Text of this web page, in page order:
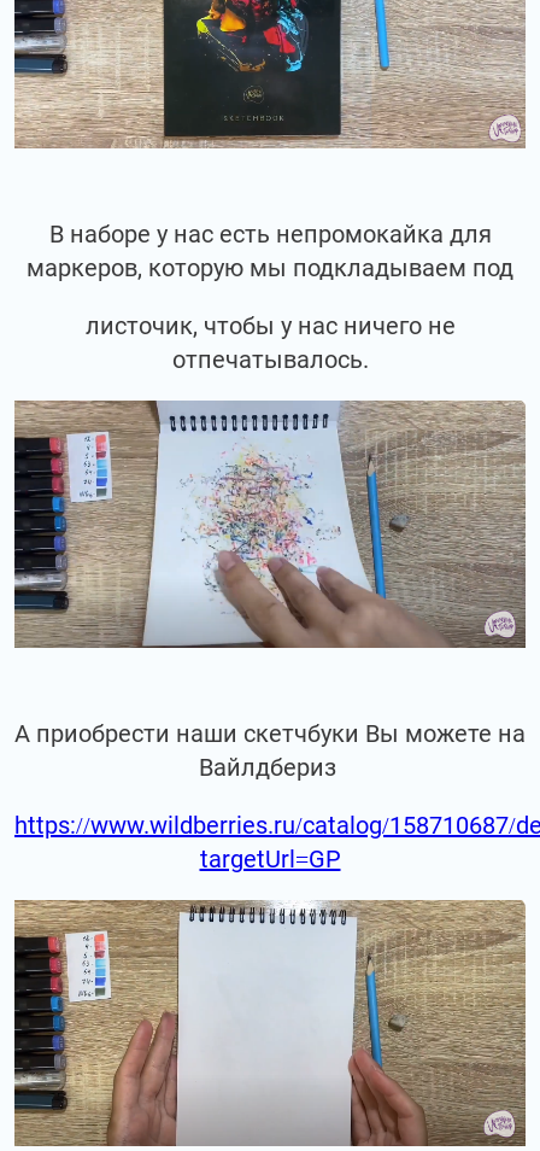
В наборе у нас есть непромокайка для
маркеров, которую мы подкладываем под
листочик, чтобы у нас ничего не
отпечатывалось.
А приобрести наши скетчбуки Вы можете на
Вайлдбериз
https://www.wildberries.ru/catalog/158710687/
targetUrl=GP